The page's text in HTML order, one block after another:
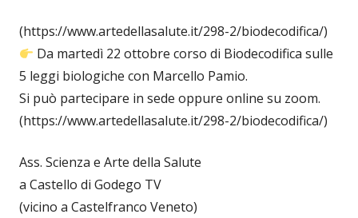
(https://www.artedellasalute.it/298-2/biodecodifica/)
Da martedì 22 ottobre corso di Biodecodifica sulle
5 leggi biologiche con Marcello Pamio.
Si può partecipare in sede oppure online su zoom.
(https://www.artedellasalute.it/298-2/biodecodifica/)
Ass. Scienza e Arte della Salute
a Castello di Godego TV
(vicino a Castelfranco Veneto)